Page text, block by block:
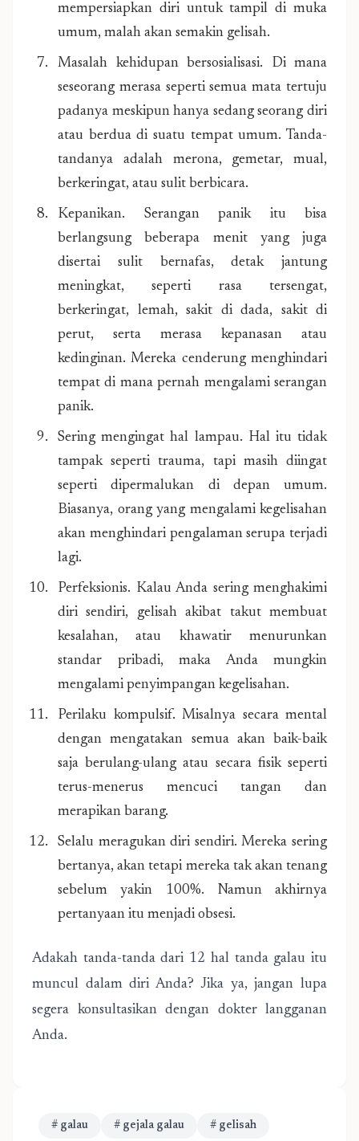
mempersiapkan diri untuk tampil di muka
umum, malah akan semakin gelisah.
Masalah kehidupan bersosialisasi. Di mana
seseorang merasa seperti semua mata tertuju
padanya meskipun hanya sedang seorang diri
atau berdua di suatu tempat umum. Tanda-
tandanya adalah merona, gemetar, mual,
berkeringat, atau sulit berbicara.
Kepanikan. Serangan panik itu bisa
berlangsung beberapa menit yang juga
disertai sulit bernafas, detak jantung
meningkat, seperti rasa tersengat,
berkeringat, lemah, sakit di dada, sakit di
perut, serta merasa kepanasan atau
kedinginan. Mereka cenderung menghindari
tempat di mana pernah mengalami serangan
panik.
Sering mengingat hal lampau. Hal itu tidak
tampak seperti trauma, tapi masih diingat
seperti dipermalukan di depan umum.
Biasanya, orang yang mengalami kegelisahan
akan menghindari pengalaman serupa terjadi
lagi.
Perfeksionis. Kalau Anda sering menghakimi
diri sendiri, gelisah akibat takut membuat
kesalahan, atau khawatir menurunkan
standar pribadi, maka Anda mungkin
mengalami penyimpangan kegelisahan.
Perilaku kompulsif. Misalnya secara mental
dengan mengatakan semua akan baik-baik
saja berulang-ulang atau secara fisik seperti
terus-menerus mencuci tangan dan
merapikan barang.
Selalu meragukan diri sendiri. Mereka sering
bertanya, akan tetapi mereka tak akan tenang
sebelum yakin 100%. Namun akhirnya
pertanyaan itu menjadi obsesi.
Adakah tanda-tanda dari 12 hal tanda galau itu
muncul dalam diri Anda? Jika ya, jangan lupa
segera konsultasikan dengan dokter langganan
Anda.
# galau # gejala galau # gelisah